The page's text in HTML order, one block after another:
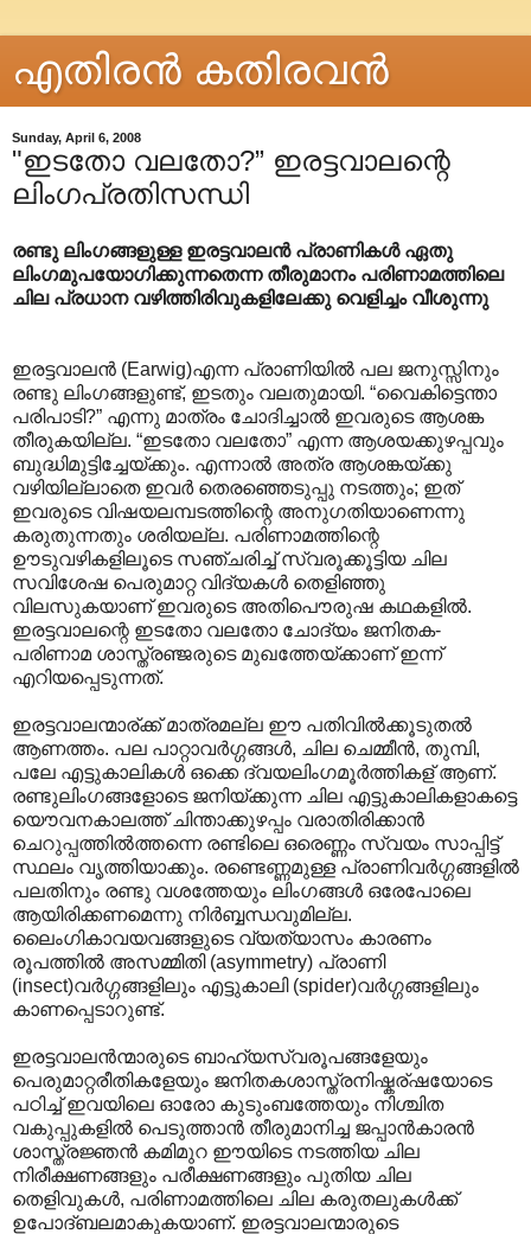
എതിരന്‍ കതിരവന്‍
Sunday, April 6, 2008
"ഇടതോ വലതോ?” ഇരട്ടവാല‍ന്റെ
ലിംഗപ്രതിസന്ധി
രണ്ടു ലിംഗങ്ങളുള്ള ഇരട്ടവാലന്‍ പ്രാണികള്‍ ഏതു
ലിംഗമുപയോഗിക്കുന്നതെന്ന തീരുമാനം പരിണാമത്തിലെ
ചില പ്രധാന വഴിത്തിരിവുകളിലേക്കു വെളിച്ചം വീശുന്നു
ഇരട്ടവാലന്‍ (Earwig)എന്ന പ്രാണിയില്‍ പല ജനുസ്സിനും
രണ്ടു ലിംഗങ്ങളുണ്ട്, ഇടതും വലതുമായി. “വൈകിട്ടെന്താ
പരിപാടി?” എന്നു മാത്രം ചോദിച്ചാല്‍ ഇവരുടെ ആശങ്ക
തീരുകയില്ല. “ഇടതോ വലതോ” എന്ന ആശയക്കുഴപ്പവും
ബുദ്ധിമുട്ടിച്ചേയ്ക്കും. എന്നാല്‍ അത്ര ആശങ്കയ്ക്കു
വഴിയില്ലാതെ ഇവര്‍ തെരഞ്ഞെടുപ്പു നടത്തും; ഇത്
ഇവരുടെ വിഷയലമ്പടത്തിന്റെ അനുഗതിയാണെന്നു
കരുതുന്നതും ശരിയല്ല. പരിണാമത്തിന്റെ
ഊടുവഴികളിലൂടെ സഞ്ചരിച്ച് സ്വരൂക്കൂട്ടിയ ചില
സവിശേഷ പെരുമാറ്റ വിദ്യകള്‍ തെളിഞ്ഞു
വിലസുകയാണ് ഇവരുടെ അതിപൌരുഷ കഥകളില്‍.
ഇരട്ടവാലന്റെ ഇടതോ വലതോ ചോദ്യം ജനിതക-
പരിണാമ ശാസ്ത്രഞ്ജരുടെ മുഖത്തേയ്ക്കാണ് ഇന്ന്
എറിയപ്പെടുന്നത്.
ഇരട്ടവാലന്മാര്ക്ക് മാത്രമല്ല ഈ പതിവില്‍ക്കൂടുതല്‍
ആണത്തം. പല പാറ്റാവര്‍ഗ്ഗങ്ങള്‍, ചില ചെമ്മീന്‍, തുമ്പി,
പലേ എട്ടുകാലികള്‍ ഒക്കെ ദ്വയലിംഗമൂര്‍ത്തികള് ആണ്.
രണ്ടുലിംഗങ്ങളോടെ ജനിയ്ക്കുന്ന ചില എട്ടുകാലികളാകട്ടെ
യൌവനകാല‍ത്ത് ചിന്താക്കുഴപ്പം വരാതിരിക്കാന്‍
ചെറുപ്പത്തില്‍ത്തന്നെ രണ്ടിലെ ഒരെണ്ണം സ്വയം സാപ്പിട്ട്
സ്ഥലം വൃത്തിയാക്കും. രണ്ടെണ്ണമുള്ള പ്രാണിവര്‍ഗ്ഗങ്ങളില്‍
പലതിനും രണ്ടു വശത്തേയും ലിംഗങ്ങള്‍ ഒരേപോലെ
ആയിരിക്കണമെന്നു നിര്‍ബ്ബന്ധവുമില്ല.
ലൈംഗികാവയവങ്ങളുടെ വ്യത്യാസം കാരണം
രൂപത്തില്‍ അസമ്മിതി (asymmetry) പ്രാണി
(insect)വര്‍ഗ്ഗങ്ങളിലും എട്ടുകാലി (spider)വര്‍ഗ്ഗങ്ങളിലും
കാണപ്പെടാറുണ്ട്.
ഇരട്ടവാലന്‍ന്മാരുടെ ബാഹ്യസ്വരൂപങ്ങളേയും
പെരുമാറ്റരീതികളേയും ജനിതകശാസ്ത്രനിഷ്കര്ഷയോടെ
പഠിച്ച് ഇവയിലെ ഓരോ കുടുംബത്തേയും നിശ്ചിത
വകുപ്പുകളില്‍ പെടുത്താന്‍ തീരുമാനിച്ച ജപ്പാന്‍കാരന്‍‍
ശാസ്ത്രജ്ഞന്‍ കമിമുറ ഈയിടെ നടത്തിയ ചില
നിരീക്ഷണങ്ങളും പരീക്ഷണങ്ങളും പുതിയ ചില
തെളിവുകള്‍, പരിണാമത്തിലെ ചില കരുതലുകള്‍ക്ക്
ഉപോദ്ബലമാകുകയാണ്. ഇരട്ടവാലന്മാരുടെ